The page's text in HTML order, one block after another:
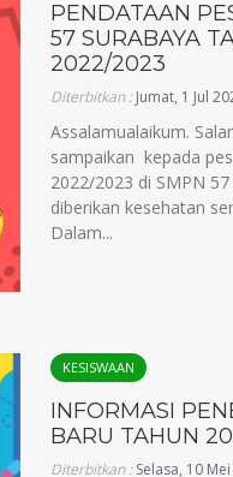
PENDATAAN
57 SURABAYA
2022/2023
Diterbitkan :Jumat, 1 Jul
Assalamualaikum.
sampaikan kepada
2022/2023 di SMPN
diberikan kesehatan
Dalam...
KESISWAAN
INFORMASI
BARU TAHUN
Diterbitkan :Selasa, 10